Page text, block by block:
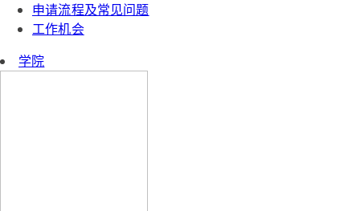
申请流程及常见问题
工作机会
学院